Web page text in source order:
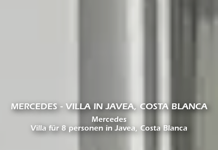
MERCEDES - VILLA IN JAVEA, COSTA BLANCA
Mercedes
Villa für 8 personen in Javea, Costa Blanca